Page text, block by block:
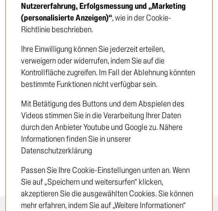
Einloggen
Haben Sie Ihr Passwort
Neukunden-Registrierung
Neukunden-Registrierung
Nutzererfahrung, Erfolgsmessung und „Marketing
(personalisierte Anzeigen)“, wie in der Cookie-
Richtlinie beschrieben.
Ihre Einwilligung können Sie jederzeit erteilen,
verweigern oder widerrufen, indem Sie auf die
Kontrollfläche zugreifen. Im Fall der Ablehnung könnten
bestimmte Funktionen nicht verfügbar sein.
Mit Betätigung des Buttons und dem Abspielen des
Videos stimmen Sie in die Verarbeitung Ihrer Daten
durch den Anbieter Youtube und Google zu. Nähere
Informationen finden Sie in unserer
Datenschutzerklärung
Passen Sie Ihre Cookie-Einstellungen unten an. Wenn
Sie auf „Speichern und weitersurfen“ klicken,
akzeptieren Sie die ausgewählten Cookies. Sie können
mehr erfahren, indem Sie auf „Weitere Informationen“